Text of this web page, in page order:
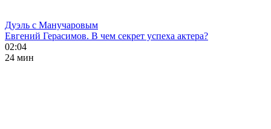
Дуэль с Манучаровым
Евгений Герасимов. В чем секрет успеха актера?
02:04
24 мин